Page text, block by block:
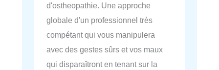
d'ostheopathie. Une approche
globale d'un professionnel très
compétant qui vous manipulera
avec des gestes sûrs et vos maux
qui disparaîtront en tenant sur la